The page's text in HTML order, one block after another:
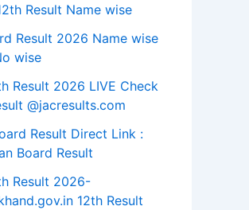
Result Name wise
Result 2026 Name wise
wise
Result 2026 LIVE Check
@jacresults.com
Result Direct Link :
Board Result
Result 2026-
12th Result